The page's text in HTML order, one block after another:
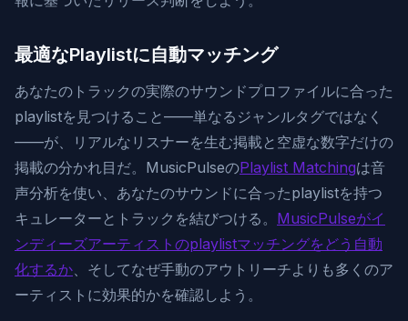
最適なPlaylistに自動マッチング
あなたのトラックの実際のサウンドプロファイルに合った
playlistを見つけること——単なるジャンルタグではなく
——が、リアルなリスナーを生む掲載と空虚な数字だけの
掲載の分かれ目だ。MusicPulseのPlaylist Matchingは音
声分析を使い、あなたのサウンドに合ったplaylistを持つ
キュレーターとトラックを結びつける。 MusicPulseがイ
ンディーズアーティストのplaylistマッチングをどう自動
化するか、そしてなぜ手動のアウトリーチよりも多くのア
ーティストに効果的かを確認しよう。